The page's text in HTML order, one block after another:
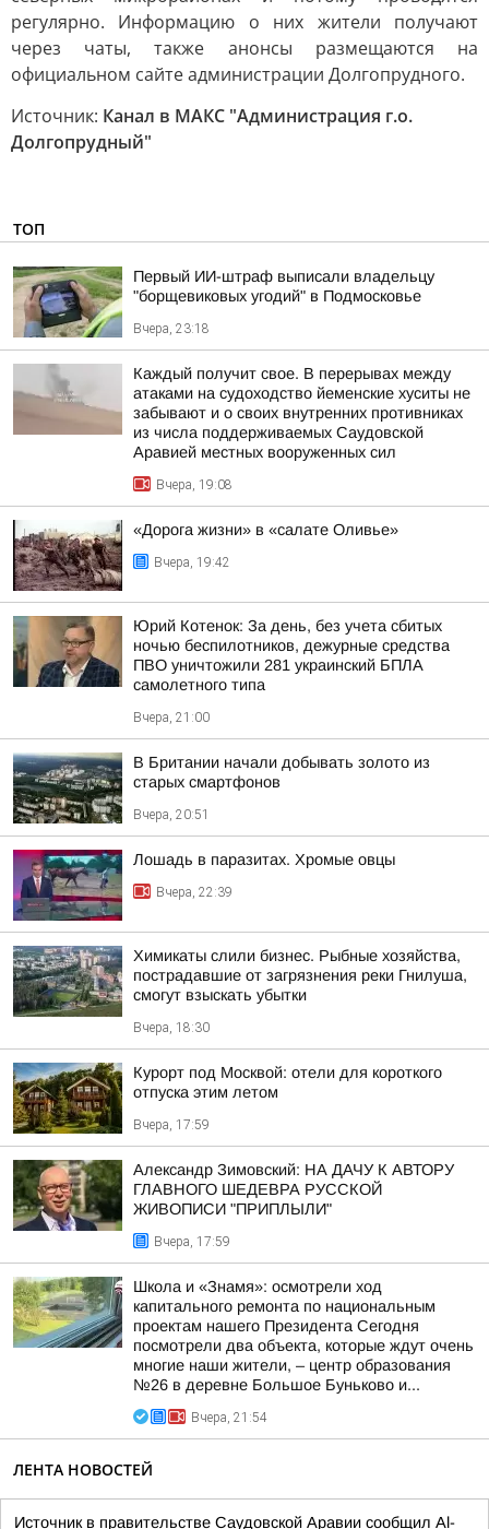
регулярно. Информацию о них жители получают
через чаты, также анонсы размещаются на
официальном сайте администрации Долгопрудного.
Источник: Канал в МАКС "Администрация г.о.
Долгопрудный"
ТОП
Первый ИИ-штраф выписали владельцу
"борщевиковых угодий" в Подмосковье
Вчера, 23:18
Каждый получит свое. В перерывах между
атаками на судоходство йеменские хуситы не
забывают и о своих внутренних противниках
из числа поддерживаемых Саудовской
Аравией местных вооруженных сил
Вчера, 19:08
«Дорога жизни» в «салате Оливье»
Вчера, 19:42
Юрий Котенок: За день, без учета сбитых
ночью беспилотников, дежурные средства
ПВО уничтожили 281 украинский БПЛА
самолетного типа
Вчера, 21:00
В Британии начали добывать золото из
старых смартфонов
Вчера, 20:51
Лошадь в паразитах. Хромые овцы
Вчера, 22:39
Химикаты слили бизнес. Рыбные хозяйства,
пострадавшие от загрязнения реки Гнилуша,
смогут взыскать убытки
Вчера, 18:30
Курорт под Москвой: отели для короткого
отпуска этим летом
Вчера, 17:59
Александр Зимовский: НА ДАЧУ К АВТОРУ
ГЛАВНОГО ШЕДЕВРА РУССКОЙ
ЖИВОПИСИ "ПРИПЛЫЛИ"
Вчера, 17:59
Школа и «Знамя»: осмотрели ход
капитального ремонта по национальным
проектам нашего Президента Сегодня
посмотрели два объекта, которые ждут очень
многие наши жители, – центр образования
№26 в деревне Большое Буньково и...
Вчера, 21:54
ЛЕНТА НОВОСТЕЙ
Источник в правительстве Саудовской Аравии сообщил Al-